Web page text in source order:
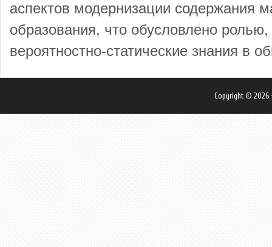
аспектов модернизации содержания
образования, что обусловлено ролью,
вероятностно-статические знания в
Copyright © 2026